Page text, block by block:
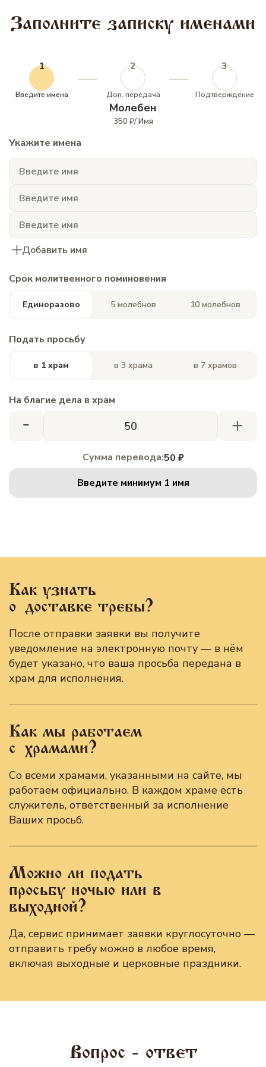
Заполните записку именами
1
Введите имена
2
Доп. передача
3
Подтверждение
Молебен
350 ₽/ Имя
Укажите имена
Добавить имя
Срок молитвенного поминовения
Единоразово 5 молебнов 10 молебнов
Подать просьбу
в 1 храм в 3 храма в 7 храмов
На благие дела в храм
- +
Сумма перевода:50 ₽
Введите минимум 1 имя
Как узнать
о доставке требы?
После отправки заявки вы получите
уведомление на электронную почту — в нём
будет указано, что ваша просьба передана в
храм для исполнения.
Как мы работаем
с храмами?
Со всеми храмами, указанными на сайте, мы
работаем официально. В каждом храме есть
служитель, ответственный за исполнение
Ваших просьб.
Можно ли подать
просьбу ночью или в
выходной?
Да, сервис принимает заявки круглосуточно —
отправить требу можно в любое время,
включая выходные и церковные праздники.
Вопрос - ответ